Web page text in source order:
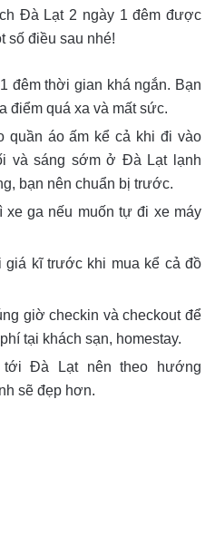
Đà Lạt 2 ngày 1 đêm được
số điều sau nhé!
đêm thời gian khá ngắn. Bạn
điểm quá xa và mất sức.
quần áo ấm kể cả khi đi vào
và sáng sớm ở Đà Lạt lạnh
bạn nên chuẩn bị trước.
xe ga nếu muốn tự đi xe máy
giá kĩ trước khi mua kể cả đồ
giờ checkin và checkout để
tại khách sạn, homestay.
tới Đà Lạt nên theo hướng
sẽ đẹp hơn.